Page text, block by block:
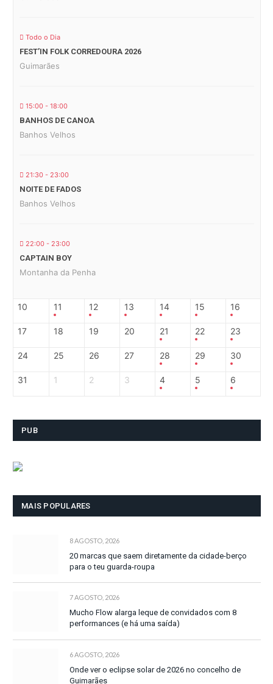
Todo o Dia
FEST’IN FOLK CORREDOURA 2026
Guimarães
15:00 - 18:00
BANHOS DE CANOA
Banhos Velhos
21:30 - 23:00
NOITE DE FADOS
Banhos Velhos
22:00 - 23:00
CAPTAIN BOY
Montanha da Penha
10 11 12 13 14 15 16
17 18 19 20 21 22 23
24 25 26 27 28 29 30
31 1 2 3 4 5 6
PUB
MAIS POPULARES
8 AGOSTO, 2026
20 marcas que saem diretamente da cidade-berço
para o teu guarda-roupa
7 AGOSTO, 2026
Mucho Flow alarga leque de convidados com 8
performances (e há uma saída)
6 AGOSTO, 2026
Onde ver o eclipse solar de 2026 no concelho de
Guimarães